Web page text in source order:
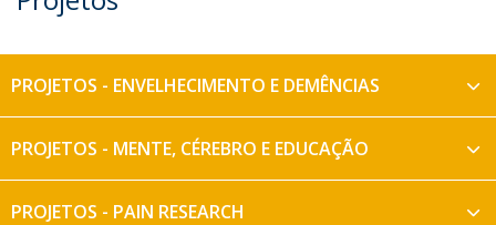
PROJETOS - ENVELHECIMENTO E DEMÊNCIAS
PROJETOS - MENTE, CÉREBRO E EDUCAÇÃO
PROJETOS - PAIN RESEARCH